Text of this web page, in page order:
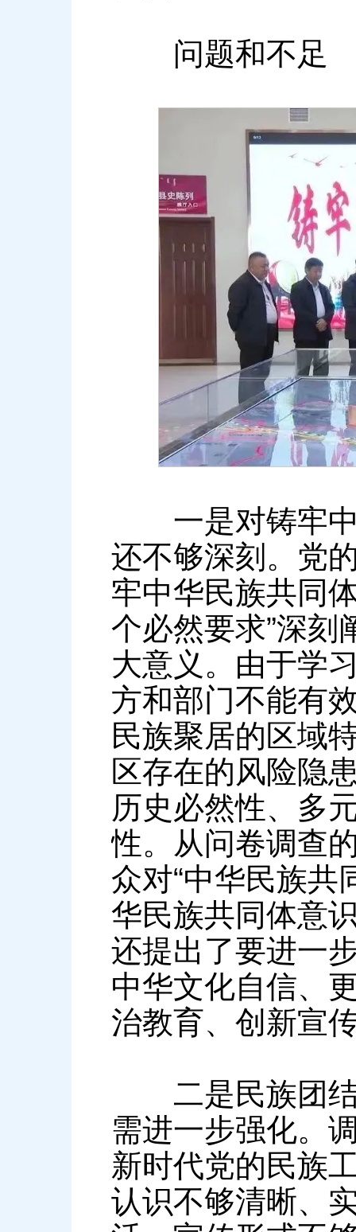
问题和不足
一是对铸牢中
还不够深刻。党
牢中华民族共同
个必然要求”深刻
大意义。由于学
方和部门不能有
民族聚居的区域
区存在的风险隐
历史必然性、多
性。从问卷调查
众对“中华民族共
华民族共同体意
还提出了要进一
中华文化自信、
治教育、创新宣
二是民族团结
需进一步强化。
新时代党的民族
认识不够清晰、